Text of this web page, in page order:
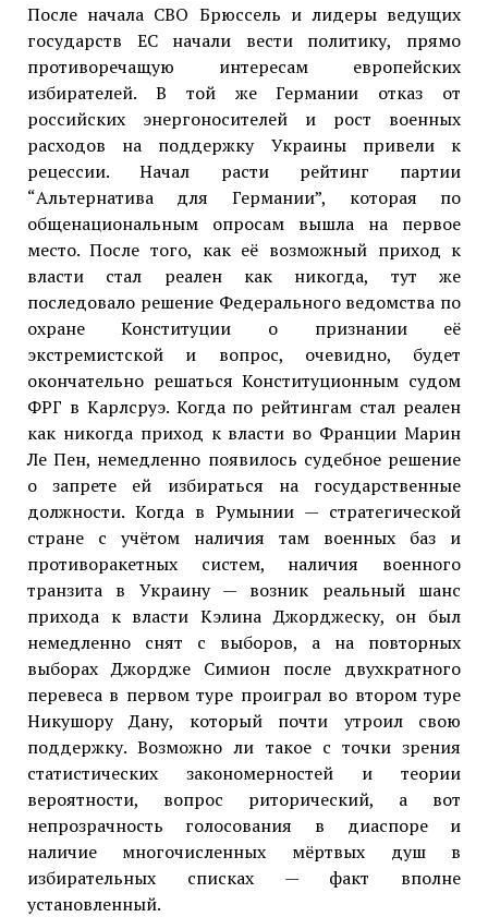
После начала СВО Брюссель и лидеры ведущих
государств ЕС начали вести политику, прямо
противоречащую интересам европейских
избирателей. В той же Германии отказ от
российских энергоносителей и рост военных
расходов на поддержку Украины привели к
рецессии. Начал расти рейтинг партии
“Альтернатива для Германии”, которая по
общенациональным опросам вышла на первое
место. После того, как её возможный приход к
власти стал реален как никогда, тут же
последовало решение Федерального ведомства по
охране Конституции о признании её
экстремистской и вопрос, очевидно, будет
окончательно решаться Конституционным судом
ФРГ в Карлсруэ. Когда по рейтингам стал реален
как никогда приход к власти во Франции Марин
Ле Пен, немедленно появилось судебное решение
о запрете ей избираться на государственные
должности. Когда в Румынии — стратегической
стране с учётом наличия там военных баз и
противоракетных систем, наличия военного
транзита в Украину — возник реальный шанс
прихода к власти Кэлина Джорджеску, он был
немедленно снят с выборов, а на повторных
выборах Джордже Симион после двухкратного
перевеса в первом туре проиграл во втором туре
Никушору Дану, который почти утроил свою
поддержку. Возможно ли такое с точки зрения
статистических закономерностей и теории
вероятности, вопрос риторический, а вот
непрозрачность голосования в диаспоре и
наличие многочисленных мёртвых душ в
избирательных списках — факт вполне
установленный.